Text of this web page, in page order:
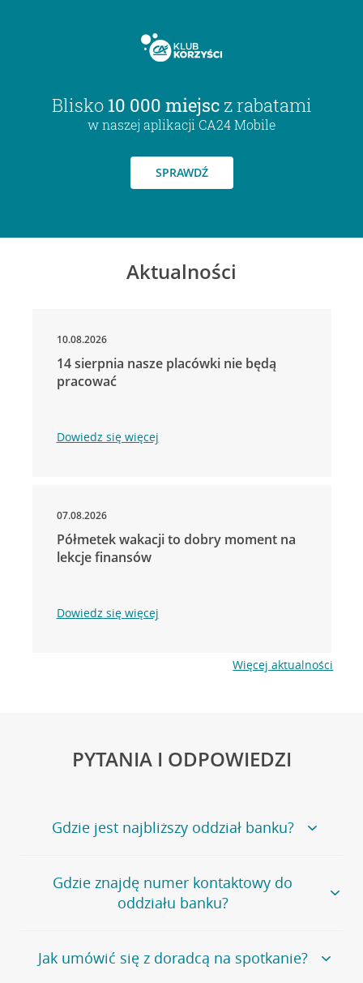
Blisko 10 000 miejsc z rabatami
w naszej aplikacji CA24 Mobile
SPRAWDŹ
Aktualności
10.08.2026
14 sierpnia nasze placówki nie będą
pracować
Dowiedz się więcej
07.08.2026
Półmetek wakacji to dobry moment na
lekcje finansów
Dowiedz się więcej
Więcej aktualności
PYTANIA I ODPOWIEDZI
Gdzie jest najbliższy oddział banku?
Jeśli szukasz oddziału naszego banku, zapraszamy na
stronęPlacówki i bankomaty, na której znajduje się
wygodna wyszukiwarka.
oddziałów
Gdzie znajdę numer kontaktowy do
oddziału banku?
Bank Credit Agricole nie udostępnia ogólnego numeru
telefonu do placówki bankowej.
Jak umówić się z doradcą na spotkanie?